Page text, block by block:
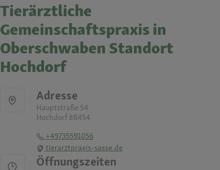
Tierärztliche
Gemeinschaftspraxis in
Oberschwaben Standort
Hochdorf
Adresse
Hauptstraße 54
Hochdorf 88454
+49735591056
tierarztpraxis-sasse.de
Öffnungszeiten